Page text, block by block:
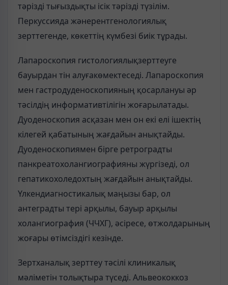
тәрізді тығыздықты ісік тәрізді түзілім.
Перкуссияда жәнерентгенологиялық
зерттегенде, көкеттің күмбезі биік тұрады.
Лапароскопия гистологиялықзерттеуге
бауырдан тін алуғакөмектеседі. Лапароскопия
мен гастродуденоскопияның қосарлануы әр
тәсілдің информативтілігін жоғарылатады.
Дуоденоскопия асқазан мен он екі елі ішектің
кілегей қабатының жағдайын анықтайды.
Дуоденоскопиямен бірге ретроградты
панкреатохолангиографияны жүргізеді, ол
гепатикохоледохтың жағдайын анықтайды.
Үлкендиагностикалық маңызы бар, ол
антеградты тері арқылы, бауыр арқылы
холангиография (ЧЧХГ), әсіресе, өтжолдарының
жоғары өтімсіздігі кезінде.
Зертханалық зерттеу тәсілі клиникалық
мәліметін толықтыра түседі. Альвеококкоз